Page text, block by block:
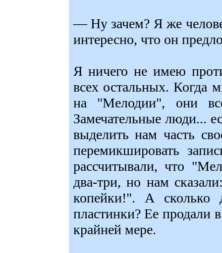
— Ну зачем? Я же
интересно, что он
Я ничего не имею
всех остальных. Когда
на "Мелодии", они
Замечательные люди...
выделить нам часть
перемикшировать
рассчитывали, что
два-три, но нам
копейки!". А сколько
пластинки? Ее продали
крайней мере.